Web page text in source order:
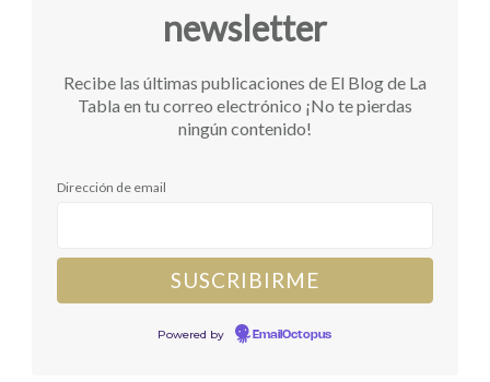
newsletter
Recibe las últimas publicaciones de El Blog de La
Tabla en tu correo electrónico ¡No te pierdas
ningún contenido!
Dirección de email
Powered by EmailOctopus